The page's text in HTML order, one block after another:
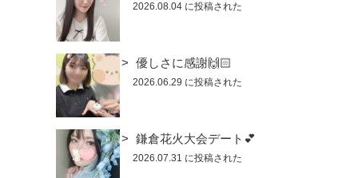
2026.08.04 に投稿された
優しさに感謝🙌🏻
2026.06.29 に投稿された
鎌倉花火大会デート💕
2026.07.31 に投稿された